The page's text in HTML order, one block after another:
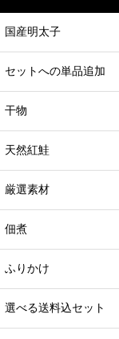
国産明太子
セットへの単品追加
干物
天然紅鮭
厳選素材
佃煮
ふりかけ
選べる送料込セット